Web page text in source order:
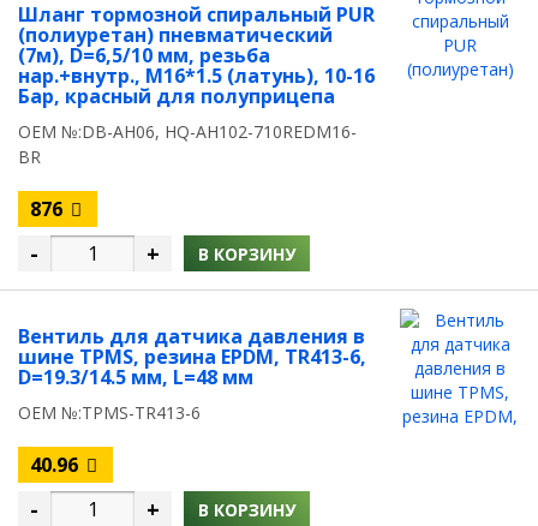
Шланг тормозной спиральный PUR
(полиуретан) пневматический
(7м), D=6,5/10 мм, резьба
нар.+внутр., M16*1.5 (латунь), 10-16
Бар, красный для полуприцепа
OEM №:DB-AH06, HQ-AH102-710REDM16-
BR
876
- + В КОРЗИНУ
Вентиль для датчика давления в
шине TPMS, резина EPDM, TR413-6,
D=19.3/14.5 мм, L=48 мм
OEM №:TPMS-TR413-6
40.96
- + В КОРЗИНУ